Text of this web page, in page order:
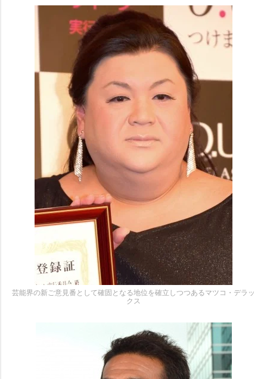
芸能界の新ご意見番として確固となる地位を確立しつつあるマツコ・デラッ
クス